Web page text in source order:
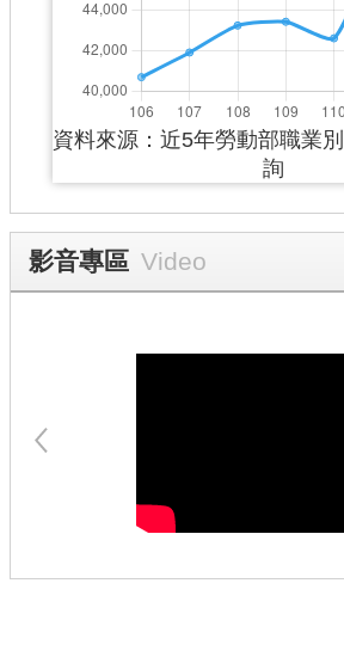
資料來源：近5年勞動部職業
詢
影音專區